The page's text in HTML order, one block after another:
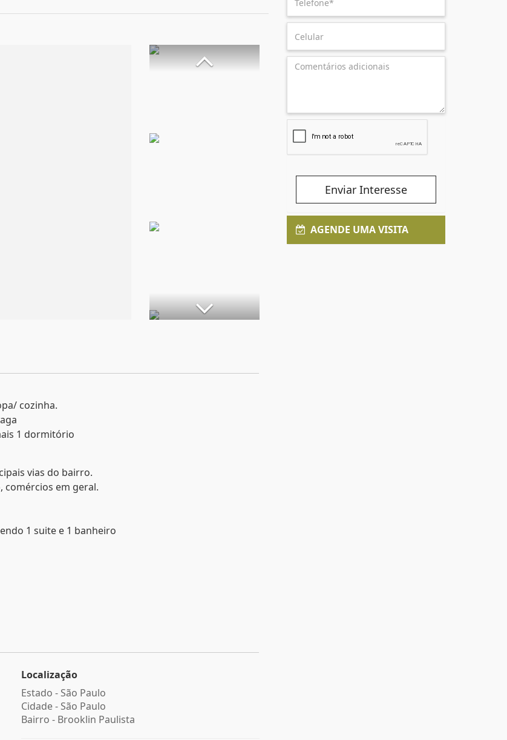
cozinha.
1 dormitório
vias do bairro.
comércios em geral.
1 suite e 1 banheiro
Localização
Estado - São Paulo
Cidade - São Paulo
Bairro - Brooklin Paulista
Enviar Interesse
AGENDE UMA VISITA